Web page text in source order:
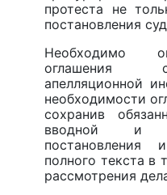
протеста не
постановления
Необходимо
оглашения
апелляционной
необходимости
сохранив
вводной и
постановления
полного текста в
рассмотрения